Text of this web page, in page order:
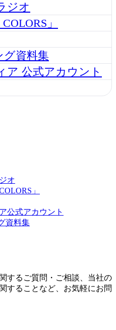
ジオ
」
グ資料集
ア 公式アカウント
オ
」
公式アカウント
資料集
するご質問・ご相談、当社の
することなど、お気軽にお問